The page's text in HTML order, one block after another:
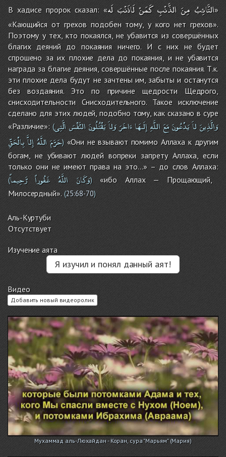
В хадисе пророк сказал: «
التَّائِبُ مِنَ الذَّنْبِ كَمَنْ لَاذَنْبَ لَه
»
«Кающийся от грехов подобен тому, у кого нет грехов».
Поэтому у тех, кто покаялся, не убавится из совершённых
благих деяний до покаяния ничего. И с них не будет
спрошено за их плохие дела до покаяния, и не убавится
награда за благие деяния, совершённые после покаяния. Т.к.
эти плохие дела будут не зачтены им, забыты и останутся
без воздаяния. Это по причине щедрости Щедрого,
снисходительности Снисходительного. Такое исключение
сделано для этих людей, подобно тому, как сказано в суре
«Различие»:( وَالَّذِينَلاَيَدْعُونَمَعَاللَّهِإِلَـهَاءَاخَرَوَلاَيَقْتُلُونَالنَّفْسَالَّتِى
حَرَّمَاللَّهُإِلاَّبِالْحَقِّ )«Они не взывают помимо Аллаха к другим
богам, не убивают людей вопреки запрету Аллаха, если
только они не имеют права на это…» – до слов Аллаха:
( وَكَانَ اللَّهُ غَفُوراً رَّحِيماً )«ибо Аллах — Прощающий,
Милосердный».(25:68-70)
Аль-Куртуби
Отсутствует
Изучение аята
Я изучил и понял данный аят!
Видео
Добавить новый видеоролик
Мухаммад аль-Люхайдан - Коран, сура "Марьям" (Мария)